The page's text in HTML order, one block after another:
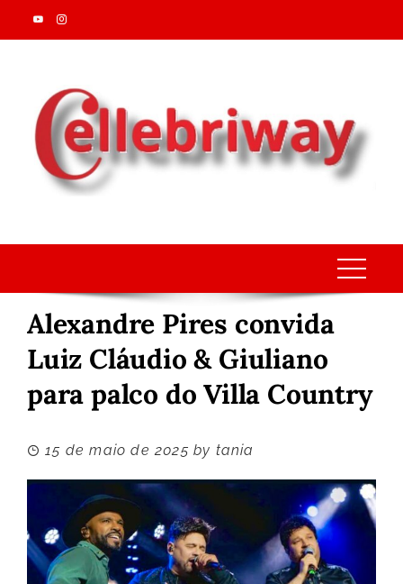
Skip
to
Alexandre Pires convida
Luiz Cláudio & Giuliano
para palco do Villa Country
15 de maio de 2025 by tania